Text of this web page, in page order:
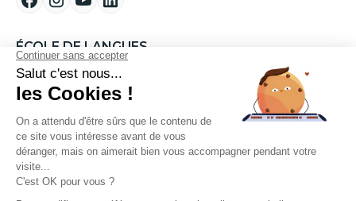
ÉCOLE DE LANGUES
Qui sommes-nous ?
FINANCEMENT
Formation Anglais CPF
Nos tarifs
ILS NOUS SOUTIENNENT